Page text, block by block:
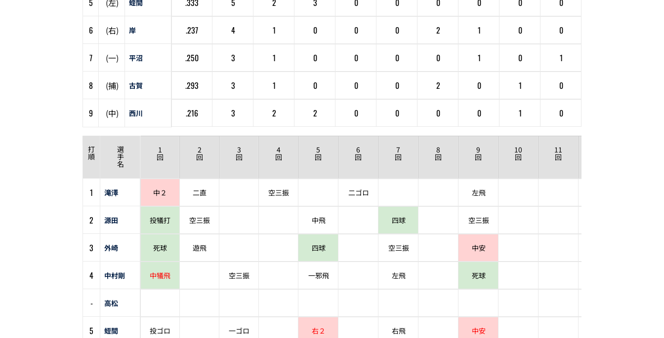
5 (左) 蛭間 .333 5 2 3 0 0 0 0 0 0
6 (右) 岸 .237 4 1 0 0 0 2 1 0 0
7 (一) 平沼 .250 3 1 0 0 0 0 1 0 1
8 (捕) 古賀 .293 3 1 0 0 0 2 0 1 0
9 (中) 西川 .216 3 2 2 0 0 0 0 1 0
打
順
選
手
名
1
回
2
回
3
回
4
回
5
回
6
回
7
回
8
回
9
回
10
回
11
回
1 滝澤 中２ 二直 空三振 二ゴロ 左飛
2 源田 投犠打 空三振 中飛 四球 空三振
3 外崎 死球 遊飛 四球 空三振 中安
4 中村剛 中犠飛 空三振 一邪飛 左飛 死球
- 高松
5 蛭間 投ゴロ 一ゴロ 右２ 右飛 中安